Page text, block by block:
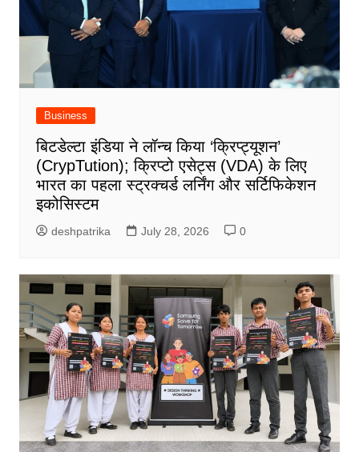
Business
बिटडेल्टा इंडिया ने लॉन्च किया ‘क्रिप्ट्यूशन’
(CrypTution); क्रिप्टो एसेट्स (VDA) के लिए
भारत का पहला स्ट्रक्चर्ड लर्निंग और सर्टिफिकेशन
इकोसिस्टम
deshpatrika July 28, 2026 0